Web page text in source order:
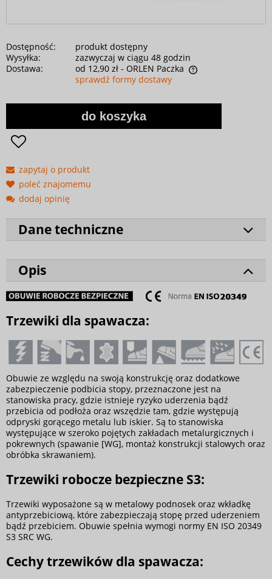
Dostępność:
produkt dostępny
Wysyłka:
zazwyczaj w ciągu 48 godzin
Dostawa:
od 12,90 zł - ORLEN Paczka
sprawdź formy dostawy
do koszyka
zapytaj o produkt
poleć znajomemu
dodaj opinię
Dane techniczne
Opis
Trzewiki dla spawacza:
Obuwie ze względu na swoją konstrukcję oraz dodatkowe
zabezpieczenie podbicia stopy, przeznaczone jest na
stanowiska pracy, gdzie istnieje ryzyko uderzenia bądź
przebicia od podłoża oraz wszędzie tam, gdzie występują
odpryski gorącego metalu lub iskier. Są to stanowiska
występujące w szeroko pojętych zakładach metalurgicznych i
pokrewnych (spawanie [WG], montaż konstrukcji stalowych oraz
obróbka skrawaniem).
Trzewiki robocze bezpieczne S3:
Trzewiki wyposażone są w metalowy podnosek oraz wkładkę
antyprzebiciową, które zabezpieczają stopę przed uderzeniem
bądź przebiciem. Obuwie spełnia wymogi normy EN ISO 20349
S3 SRC WG.
Cechy trzewików dla spawacza: